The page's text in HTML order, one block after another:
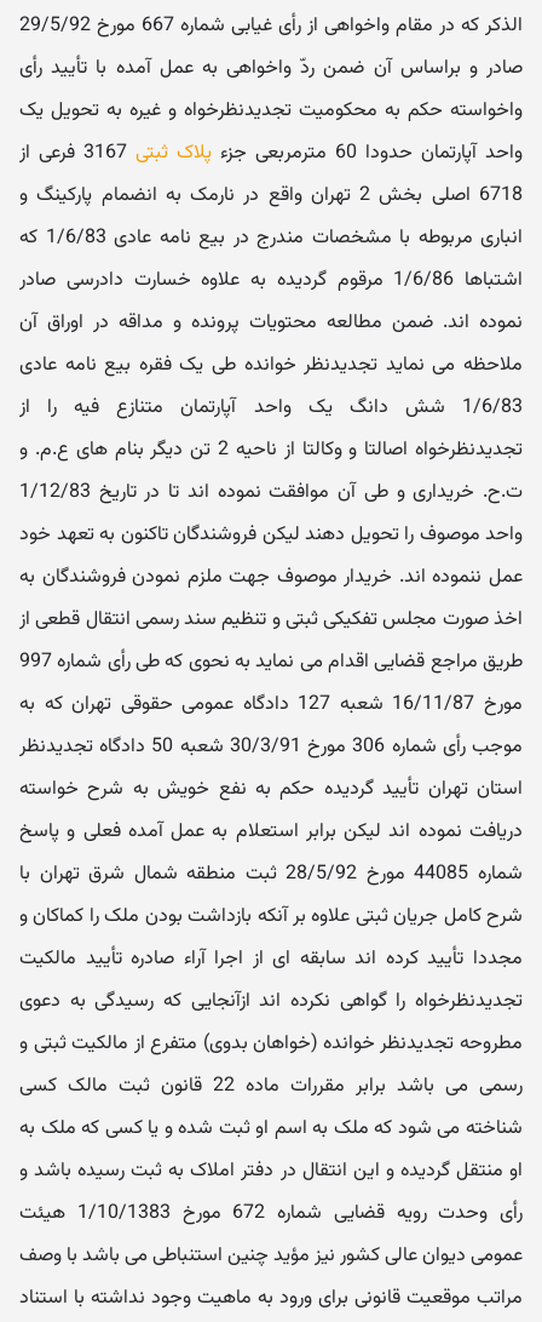
الذکر که در مقام واخواهی از رأی غیابی شماره 667 مورخ 29/5/92
صادر و براساس آن ضمن ردّ واخواهی به عمل آمده با تأیید رأی
واخواسته حکم به محکومیت تجدیدنظرخواه و غیره به تحویل یک
واحد آپارتمان حدودا 60 مترمربعی جزء
پلاک ثبتی
3167 فرعی از
6718 اصلی بخش 2 تهران واقع در نارمک به انضمام پارکینگ و
انباری مربوطه با مشخصات مندرج در بیع نامه عادی 1/6/83 که
اشتباها 1/6/86 مرقوم گردیده به علاوه خسارت دادرسی صادر
نموده اند. ضمن مطالعه محتویات پرونده و مداقه در اوراق آن
ملاحظه می نماید تجدیدنظر خوانده طی یک فقره بیع نامه عادی
1/6/83 شش دانگ یک واحد آپارتمان متنازع فیه را از
تجدیدنظرخواه اصالتا و وکالتا از ناحیه 2 تن دیگر بنام های ع.م. و
ت.ح. خریداری و طی آن موافقت نموده اند تا در تاریخ 1/12/83
واحد موصوف را تحویل دهند لیکن فروشندگان تاکنون به تعهد خود
عمل ننموده اند. خریدار موصوف جهت ملزم نمودن فروشندگان به
اخذ صورت مجلس تفکیکی ثبتی و تنظیم سند رسمی انتقال قطعی از
طریق مراجع قضایی اقدام می نماید به نحوی که طی رأی شماره 997
مورخ 16/11/87 شعبه 127 دادگاه عمومی حقوقی تهران که به
موجب رأی شماره 306 مورخ 30/3/91 شعبه 50 دادگاه تجدیدنظر
استان تهران تأیید گردیده حکم به نفع خویش به شرح خواسته
دریافت نموده اند لیکن برابر استعلام به عمل آمده فعلی و پاسخ
شماره 44085 مورخ 28/5/92 ثبت منطقه شمال شرق تهران با
شرح کامل جریان ثبتی علاوه بر آنکه بازداشت بودن ملک را کماکان و
مجددا تأیید کرده اند سابقه ای از اجرا آراء صادره تأیید مالکیت
تجدیدنظرخواه را گواهی نکرده اند ازآنجایی که رسیدگی به دعوی
مطروحه تجدیدنظر خوانده (خواهان بدوی) متفرع از مالکیت ثبتی و
رسمی می باشد برابر مقررات ماده 22 قانون ثبت مالک کسی
شناخته می شود که ملک به اسم او ثبت شده و یا کسی که ملک به
او منتقل گردیده و این انتقال در دفتر املاک به ثبت رسیده باشد و
رأی وحدت رویه قضایی شماره 672 مورخ 1/10/1383 هیئت
عمومی دیوان عالی کشور نیز مؤید چنین استنباطی می باشد با وصف
مراتب موقعیت قانونی برای ورود به ماهیت وجود نداشته با استناد